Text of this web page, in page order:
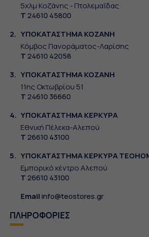
5χλμ Κοζάνης - Πτολεμαΐδας
Τ24610 45800
2. ΥΠΟΚΑΤΑΣΤΗΜΑ ΚΟΖΑΝΗ
Κόμβος Πανοράματος-Λαρίσης
Τ24610 42058
3. ΥΠΟΚΑΤΑΣΤΗΜΑ ΚΟΖΑΝΗ
11ης Οκτωβρίου 51
Τ24610 36660
4. ΥΠΟΚΑΤΑΣΤΗΜΑ ΚΕΡΚΥΡΑ
Εθνική Πέλεκα-Αλεπού
Τ26610 43100
5. ΥΠΟΚΑΤΑΣΤΗΜΑ ΚΕΡΚΥΡΑ
Εμπορικό κέντρο Αλεπού
Τ26610 43100
Emailinfo@teostores.gr
ΠΛΗΡΟΦΟΡΙΕΣ